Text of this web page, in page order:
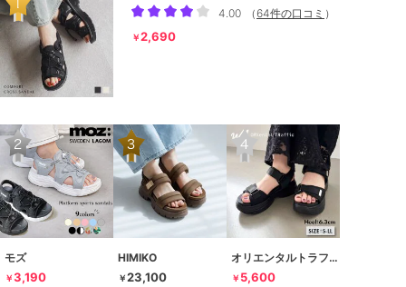
4.00
（64件の口コミ ）
￥2,690
モズ
￥3,190
HIMIKO
￥23,100
オリエンタルトラフィック
￥ 5,600